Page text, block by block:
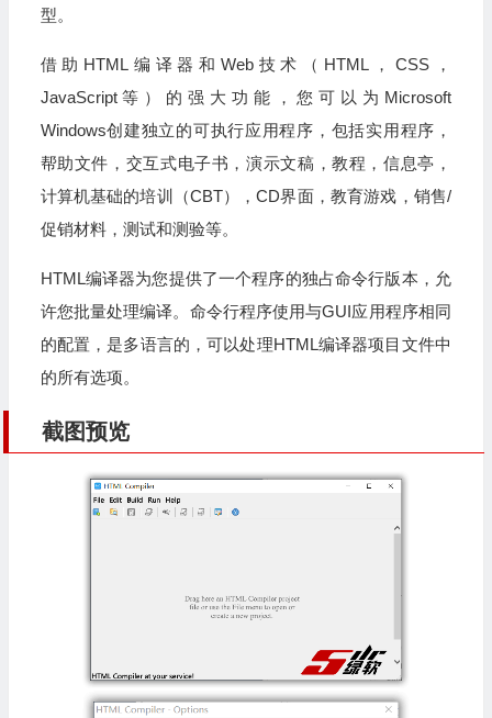
型。
借助HTML编译器和Web技术（HTML，CSS，
JavaScript等）的强大功能，您可以为Microsoft
Windows创建独立的可执行应用程序，包括实用程序，
帮助文件，交互式电子书，演示文稿，教程，信息亭，
计算机基础的培训（CBT），CD界面，教育游戏，销售/
促销材料，测试和测验等。
HTML编译器为您提供了一个程序的独占命令行版本，允
许您批量处理编译。命令行程序使用与GUI应用程序相同
的配置，是多语言的，可以处理HTML编译器项目文件中
的所有选项。
截图预览